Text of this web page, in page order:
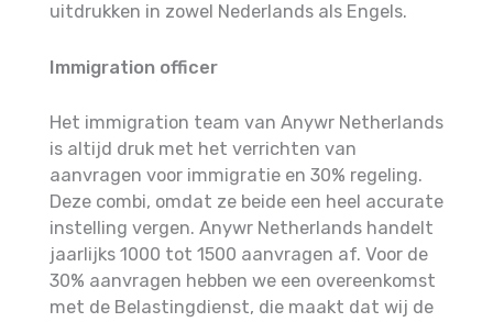
uitdrukken in zowel Nederlands als Engels.
Immigration officer
Het immigration team van Anywr Netherlands
is altijd druk met het verrichten van
aanvragen voor immigratie en 30% regeling.
Deze combi, omdat ze beide een heel accurate
instelling vergen. Anywr Netherlands handelt
jaarlijks 1000 tot 1500 aanvragen af. Voor de
30% aanvragen hebben we een overeenkomst
met de Belastingdienst, die maakt dat wij de